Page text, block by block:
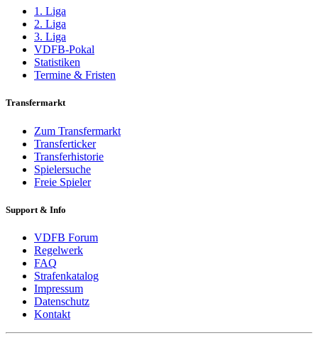
1. Liga
2. Liga
3. Liga
VDFB-Pokal
Statistiken
Termine & Fristen
Transfermarkt
Zum Transfermarkt
Transferticker
Transferhistorie
Spielersuche
Freie Spieler
Support & Info
VDFB Forum
Regelwerk
FAQ
Strafenkatalog
Impressum
Datenschutz
Kontakt